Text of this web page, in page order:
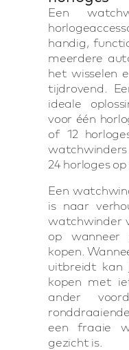
Een
handig,
meerdere
het wisselen
tijdrovend.
ideale
voor één
of 12
24 horloges
Een
is naar
watchwinder
op
kopen.
uitbreidt kan
kopen met
ander
een fraaie
gezicht is.